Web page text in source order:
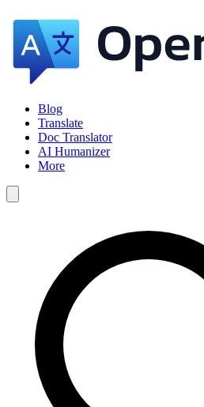
Blog
Translate
Doc Translator
AI Humanizer
More